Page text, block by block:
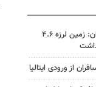
مدیرعامل هلال احمر کرمان: زمین لرزه ۴.۶
از ورودی ایتالیا